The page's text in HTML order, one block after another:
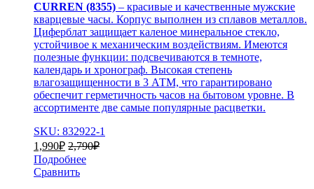
CURREN (8355) – красивые и качественные мужские
кварцевые часы. Корпус выполнен из сплавов металлов.
Циферблат защищает каленое минеральное стекло,
устойчивое к механическим воздействиям. Имеются
полезные функции: подсвечиваются в темноте,
календарь и хронограф. Высокая степень
влагозащищенности в 3 АТМ, что гарантировано
обеспечит герметичность часов на бытовом уровне. В
ассортименте две самые популярные расцветки.
SKU: 832922-1
1,990₽ 2,790₽
Подробнее
Сравнить